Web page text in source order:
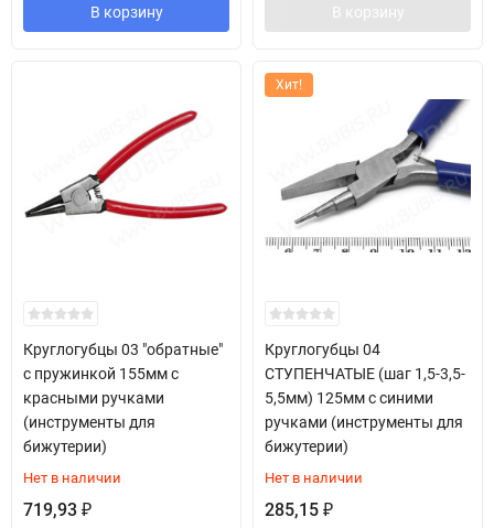
В корзину В корзину
Круглогубцы 03 "обратные"
с пружинкой 155мм с
красными ручками
(инструменты для
бижутерии)
Нет в наличии
719,93 ₽
Хит!
Круглогубцы 04
СТУПЕНЧАТЫЕ (шаг 1,5-3,5-
5,5мм) 125мм с синими
ручками (инструменты для
бижутерии)
Нет в наличии
285,15 ₽